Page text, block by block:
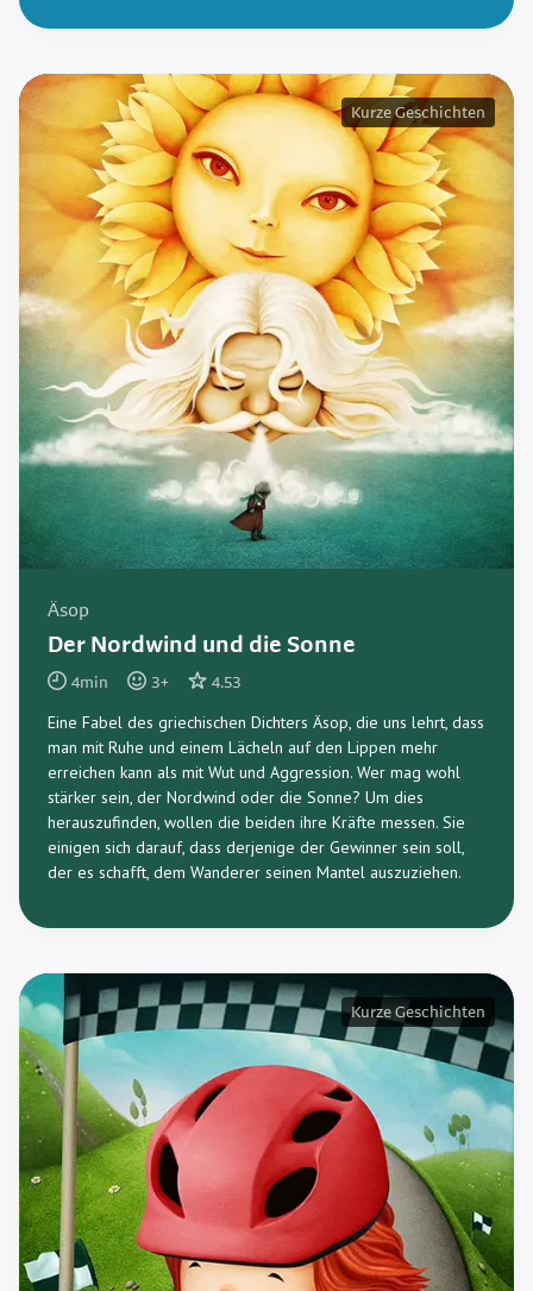
Äsop
Der Nordwind und die Sonne
4min 3+ 4.53
Eine Fabel des griechischen Dichters Äsop, die uns lehrt, dass
man mit Ruhe und einem Lächeln auf den Lippen mehr
erreichen kann als mit Wut und Aggression. Wer mag wohl
stärker sein, der Nordwind oder die Sonne? Um dies
herauszufinden, wollen die beiden ihre Kräfte messen. Sie
einigen sich darauf, dass derjenige der Gewinner sein soll,
der es schafft, dem Wanderer seinen Mantel auszuziehen.
Kurze Geschichten
Kurze Geschichten